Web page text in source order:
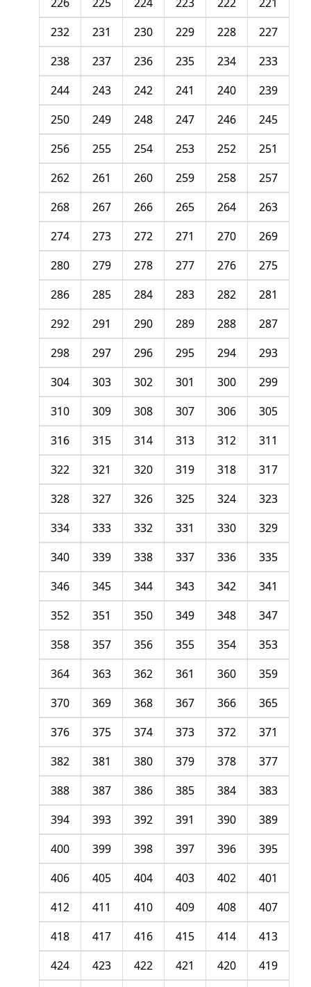
227
228
229
230
231
232
233
234
235
236
237
238
239
240
241
242
243
244
245
246
247
248
249
250
251
252
253
254
255
256
257
258
259
260
261
262
263
264
265
266
267
268
269
270
271
272
273
274
275
276
277
278
279
280
281
282
283
284
285
286
287
288
289
290
291
292
293
294
295
296
297
298
299
300
301
302
303
304
305
306
307
308
309
310
311
312
313
314
315
316
317
318
319
320
321
322
323
324
325
326
327
328
329
330
331
332
333
334
335
336
337
338
339
340
341
342
343
344
345
346
347
348
349
350
351
352
353
354
355
356
357
358
359
360
361
362
363
364
365
366
367
368
369
370
371
372
373
374
375
376
377
378
379
380
381
382
383
384
385
386
387
388
389
390
391
392
393
394
395
396
397
398
399
400
401
402
403
404
405
406
407
408
409
410
411
412
413
414
415
416
417
418
419
420
421
422
423
424